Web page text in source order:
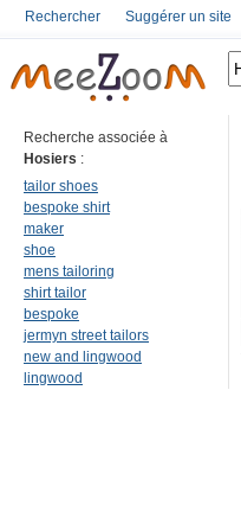
Rechercher Suggérer un site
Recherche associée à
Hosiers :
tailor shoes
bespoke shirt
maker
shoe
mens tailoring
shirt tailor
bespoke
jermyn street tailors
new and lingwood
lingwood